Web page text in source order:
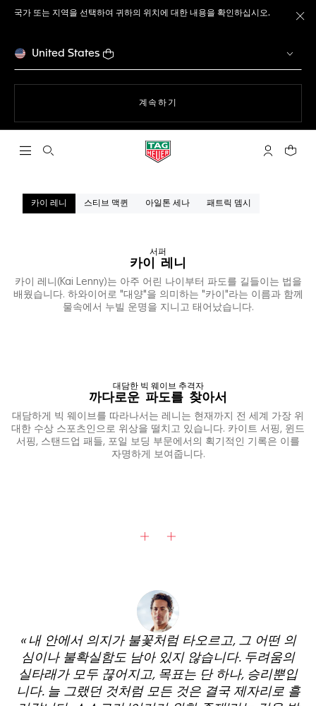
국가 또는 지역을 선택하여 귀하의 위치에 대한 내용을 확인하십시오.
United States
웹사이트에서
계속하기
검색 열기 마이 태그호
귀하